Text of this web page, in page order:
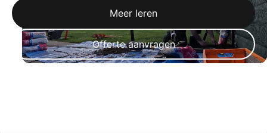
Meer leren
Offerte aanvragen